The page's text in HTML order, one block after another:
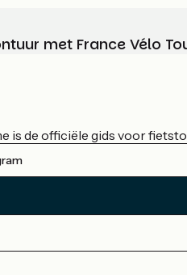
met France Vélo
is de officiële gids voor